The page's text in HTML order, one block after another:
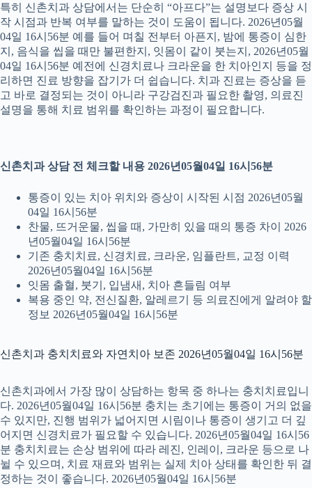
특히 신촌치과 상담에서는 단순히 “아프다”는 설명보다 증상 시
작 시점과 반복 여부를 말하는 것이 도움이 됩니다. 2026년05월
04일 16시56분 예를 들어 며칠 전부터 아픈지, 밤에 통증이 심한
지, 음식을 씹을 때만 불편한지, 잇몸이 같이 붓는지, 2026년05월
04일 16시56분 예전에 신경치료나 크라운을 한 치아인지 등을 정
리하면 진료 방향을 잡기가 더 쉽습니다. 치과 진료는 증상을 듣
고 바로 결정되는 것이 아니라 구강검진과 필요한 촬영, 의료진
설명을 통해 치료 범위를 확인하는 과정이 필요합니다.
신촌치과 상담 전 체크할 내용 2026년05월04일 16시56분
통증이 있는 치아 위치와 증상이 시작된 시점 2026년05월
04일 16시56분
찬물, 뜨거운물, 씹을 때, 가만히 있을 때의 통증 차이 2026
년05월04일 16시56분
기존 충치치료, 신경치료, 크라운, 임플란트, 교정 이력
2026년05월04일 16시56분
잇몸 출혈, 붓기, 입냄새, 치아 흔들림 여부
복용 중인 약, 전신질환, 알레르기 등 의료진에게 알려야 할
정보 2026년05월04일 16시56분
신촌치과 충치치료와 자연치아 보존 2026년05월04일 16시56분
신촌치과에서 가장 많이 상담하는 항목 중 하나는 충치치료입니
다. 2026년05월04일 16시56분 충치는 초기에는 통증이 거의 없을
수 있지만, 진행 범위가 넓어지면 시림이나 통증이 생기고 더 깊
어지면 신경치료가 필요할 수 있습니다. 2026년05월04일 16시56
분 충치치료는 손상 범위에 따라 레진, 인레이, 크라운 등으로 나
뉠 수 있으며, 치료 재료와 범위는 실제 치아 상태를 확인한 뒤 결
정하는 것이 좋습니다. 2026년05월04일 16시56분